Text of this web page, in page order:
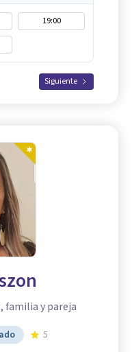
19:00
Siguiente
familia y pareja
5